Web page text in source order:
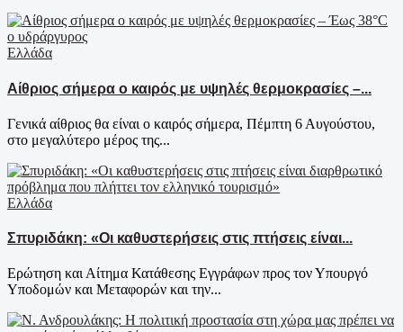
Ελλάδα
Αίθριος σήμερα ο καιρός με υψηλές θερμοκρασίες –...
Γενικά αίθριος θα είναι ο καιρός σήμερα, Πέμπτη 6 Αυγούστου,
στο μεγαλύτερο μέρος της...
Ελλάδα
Σπυριδάκη: «Οι καθυστερήσεις στις πτήσεις είναι...
Ερώτηση και Αίτημα Κατάθεσης Εγγράφων προς τον Υπουργό
Υποδομών και Μεταφορών και την...